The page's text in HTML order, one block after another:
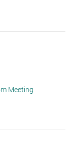
Meeting